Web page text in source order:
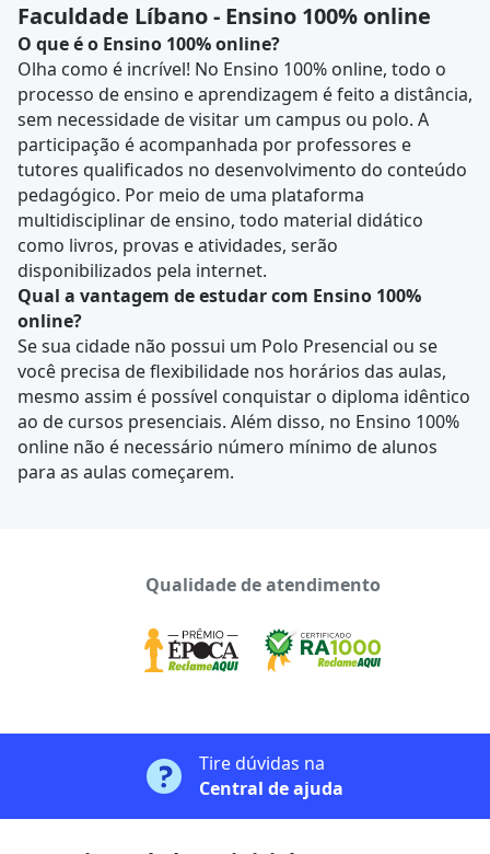
Faculdade Líbano - Ensino 100% online
O que é o Ensino 100% online?
Olha como é incrível! No Ensino 100% online, todo o
processo de ensino e aprendizagem é feito a distância,
sem necessidade de visitar um campus ou polo. A
participação é acompanhada por professores e
tutores qualificados no desenvolvimento do conteúdo
pedagógico. Por meio de uma plataforma
multidisciplinar de ensino, todo material didático
como livros, provas e atividades, serão
disponibilizados pela internet.
Qual a vantagem de estudar com Ensino 100%
online?
Se sua cidade não possui um Polo Presencial ou se
você precisa de flexibilidade nos horários das aulas,
mesmo assim é possível conquistar o diploma idêntico
ao de cursos presenciais. Além disso, no Ensino 100%
online não é necessário número mínimo de alunos
para as aulas começarem.
Qualidade de atendimento
Tire dúvidas na
Central de ajuda